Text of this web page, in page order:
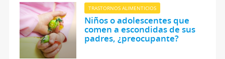
TRASTORNOS ALIMENTICIOS
Niños o adolescentes que
comen a escondidas de sus
padres, ¿preocupante?